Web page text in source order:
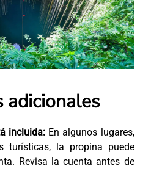
adicionales
incluida: En algunos lugares,
turísticas, la propina puede
Revisa la cuenta antes de